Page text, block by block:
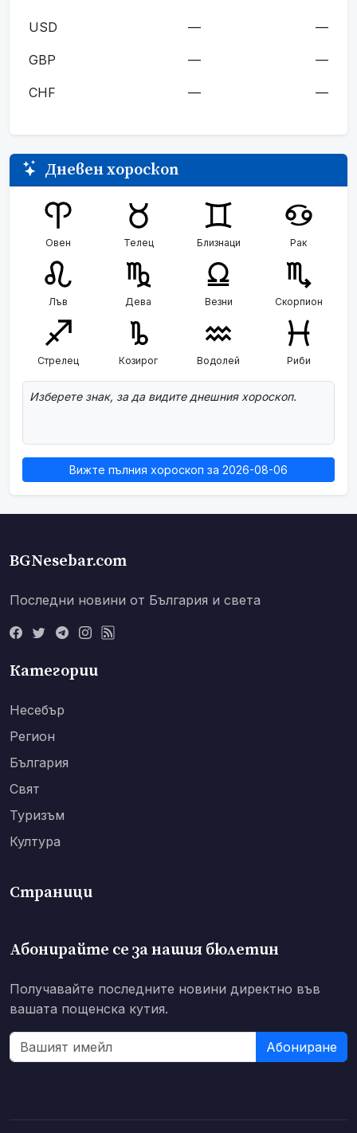
USD — —
GBP — —
CHF — —
Дневен хороскоп
Овен Телец Близнаци Рак
Лъв Дева Везни Скорпион
Стрелец Козирог Водолей Риби
Изберете знак, за да видите днешния хороскоп.
Вижте пълния хороскоп за 2026-08-06
BGNesebar.com
Последни новини от България и света
Категории
Несебър
Регион
България
Свят
Туризъм
Култура
Страници
Абонирайте се за нашия бюлетин
Получавайте последните новини директно във
вашата пощенска кутия.
Абониране